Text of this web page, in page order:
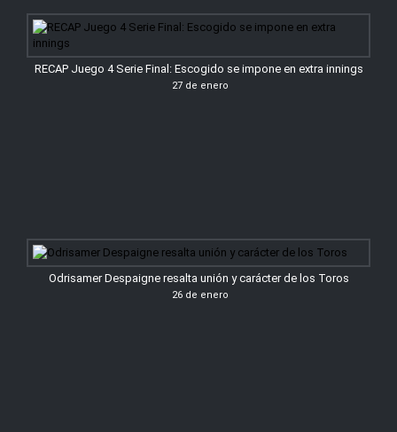
RECAP Juego 4 Serie Final: Escogido se impone en extra innings
27 de enero
Odrisamer Despaigne resalta unión y carácter de los Toros
26 de enero